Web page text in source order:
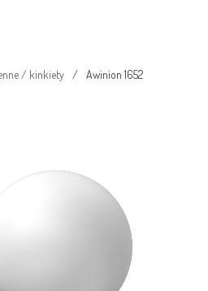
/ kinkiety / Awinion 1652